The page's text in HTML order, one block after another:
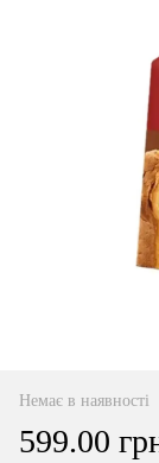
Немає в наявності
599.00